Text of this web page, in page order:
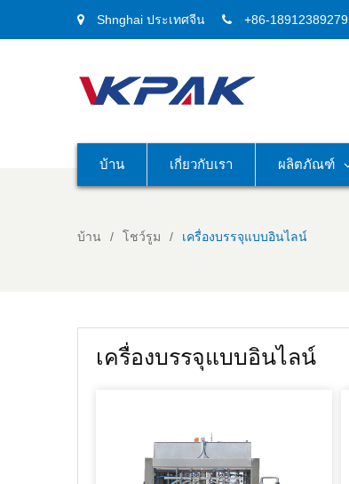
Shnghai ประเทศจีน +86-18912389279
บ้าน เกี่ยวกับเรา ผลิตภัณฑ์
บ้าน โชว์รูม เครื่องบรรจุแบบอินไลน์
เครื่องบรรจุแบบอินไลน์